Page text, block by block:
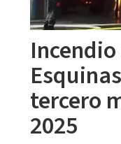
tercero
2025